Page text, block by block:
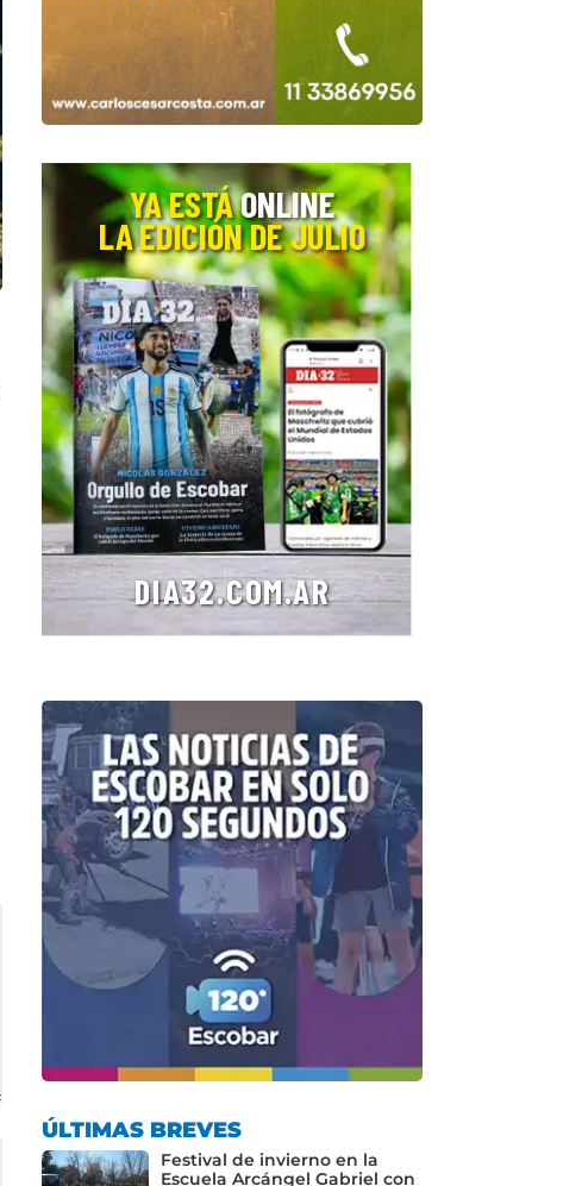
ÚLTIMAS BREVES
Festival de invierno en la
Escuela Arcángel Gabriel con